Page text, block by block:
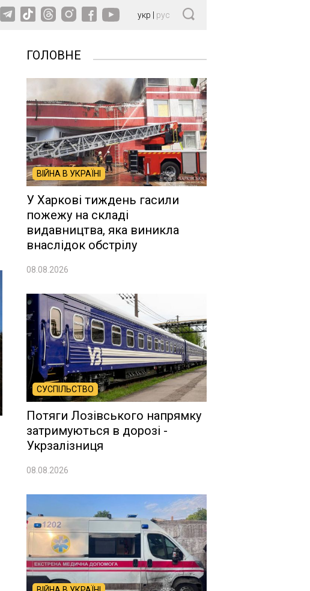
укр рус
ГОЛОВНЕ
ВІЙНА В УКРАЇНІ
У Харкові тиждень гасили
пожежу на складі
видавництва, яка виникла
внаслідок обстрілу
08.08.2026
СУСПІЛЬСТВО
Потяги Лозівського напрямку
затримуються в дорозі -
Укрзалізниця
08.08.2026